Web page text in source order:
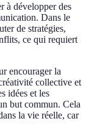
à développer des
Dans le
de stratégies,
ce qui requiert
encourager la
collective et
idées et les
but commun. Cela
la vie réelle, car